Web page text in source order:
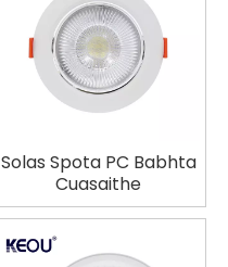
Solas Spota PC Babhta
Cuasaithe